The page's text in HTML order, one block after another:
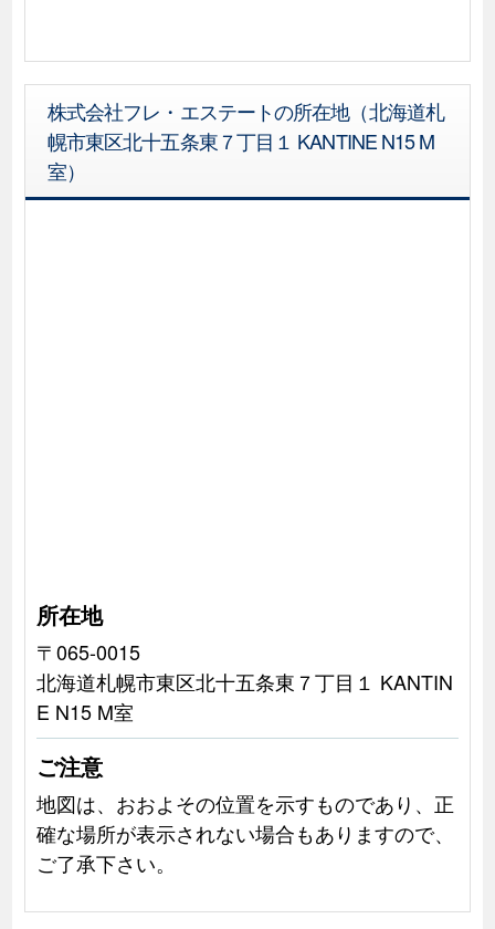
株式会社フレ・エステートの所在地（北海道札
幌市東区北十五条東７丁目１ KANTINE N15 M
室）
所在地
〒065-0015
北海道札幌市東区北十五条東７丁目１ KANTIN
E N15 M室
ご注意
地図は、おおよその位置を示すものであり、正
確な場所が表示されない場合もありますので、
ご了承下さい。